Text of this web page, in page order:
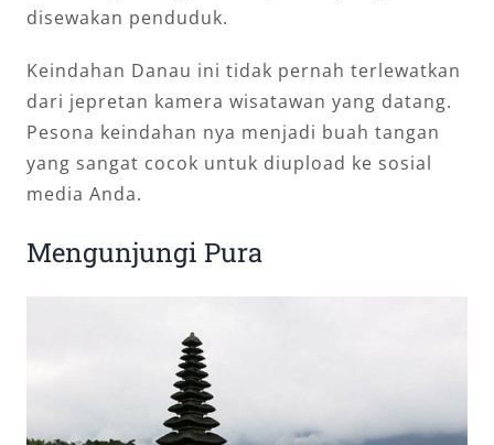
disewakan penduduk.
Keindahan Danau ini tidak pernah terlewatkan
dari jepretan kamera wisatawan yang datang.
Pesona keindahan nya menjadi buah tangan
yang sangat cocok untuk diupload ke sosial
media Anda.
Mengunjungi Pura